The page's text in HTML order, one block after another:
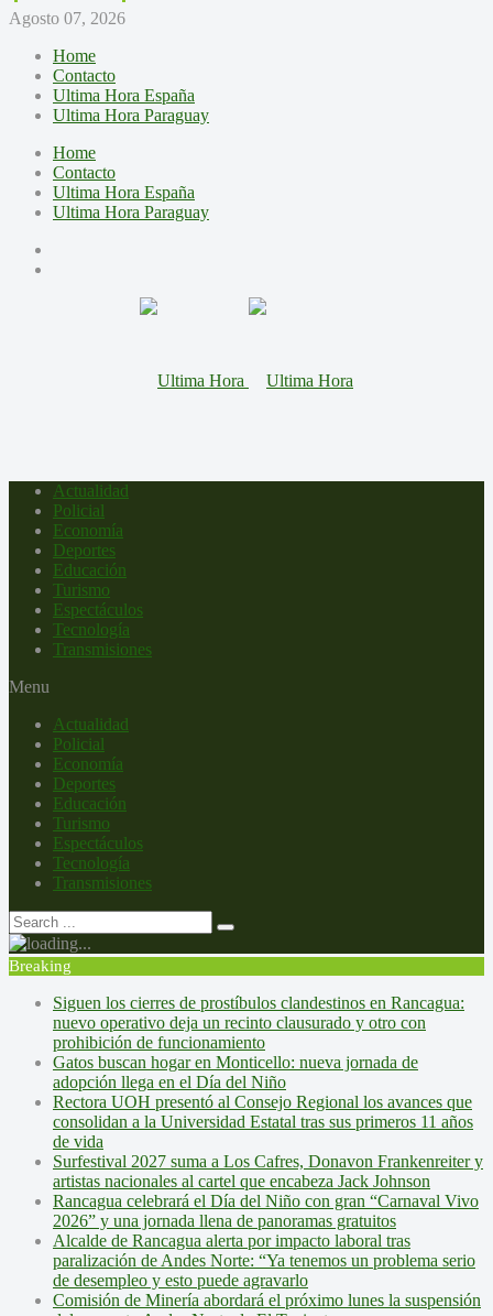
Agosto 07, 2026
Home
Contacto
Ultima Hora España
Ultima Hora Paraguay
Home
Contacto
Ultima Hora España
Ultima Hora Paraguay
Actualidad
Policial
Economía
Deportes
Educación
Turismo
Espectáculos
Tecnología
Transmisiones
Menu
Actualidad
Policial
Economía
Deportes
Educación
Turismo
Espectáculos
Tecnología
Transmisiones
Breaking
Siguen los cierres de prostíbulos clandestinos en Rancagua:
nuevo operativo deja un recinto clausurado y otro con
prohibición de funcionamiento
Gatos buscan hogar en Monticello: nueva jornada de
adopción llega en el Día del Niño
Rectora UOH presentó al Consejo Regional los avances que
consolidan a la Universidad Estatal tras sus primeros 11 años
de vida
Surfestival 2027 suma a Los Cafres, Donavon Frankenreiter y
artistas nacionales al cartel que encabeza Jack Johnson
Rancagua celebrará el Día del Niño con gran “Carnaval Vivo
2026” y una jornada llena de panoramas gratuitos
Alcalde de Rancagua alerta por impacto laboral tras
paralización de Andes Norte: “Ya tenemos un problema serio
de desempleo y esto puede agravarlo
Comisión de Minería abordará el próximo lunes la suspensión